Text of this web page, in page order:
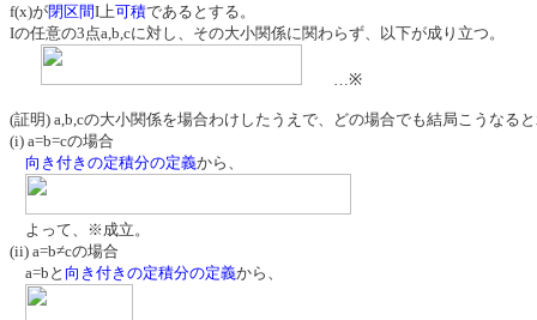
f(x)が閉区間I上可積であるとする。
Iの任意の3点a,b,cに対し、その大小関係に関わらず、以下が成り立つ。
…※
(証明) a,b,cの大小関係を場合わけしたうえで、どの場合でも結局こうなると
(i) a=b=cの場合
向き付きの定積分の定義から、
よって、※成立。
(ii) a=b≠cの場合
a=bと 向き付きの定積分の定義から、